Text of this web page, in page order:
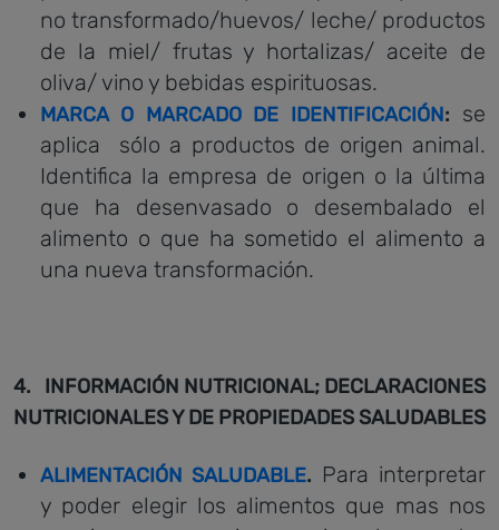
no transformado/huevos/ leche/ productos
de la miel/ frutas y hortalizas/ aceite de
oliva/ vino y bebidas espirituosas.
MARCA O MARCADO DE IDENTIFICACIÓN: se
aplica sólo a productos de origen animal.
Identifica la empresa de origen o la última
que ha desenvasado o desembalado el
alimento o que ha sometido el alimento a
una nueva transformación.
4. INFORMACIÓN NUTRICIONAL; DECLARACIONES
NUTRICIONALES Y DE PROPIEDADES SALUDABLES
ALIMENTACIÓN SALUDABLE. Para interpretar
y poder elegir los alimentos que mas nos